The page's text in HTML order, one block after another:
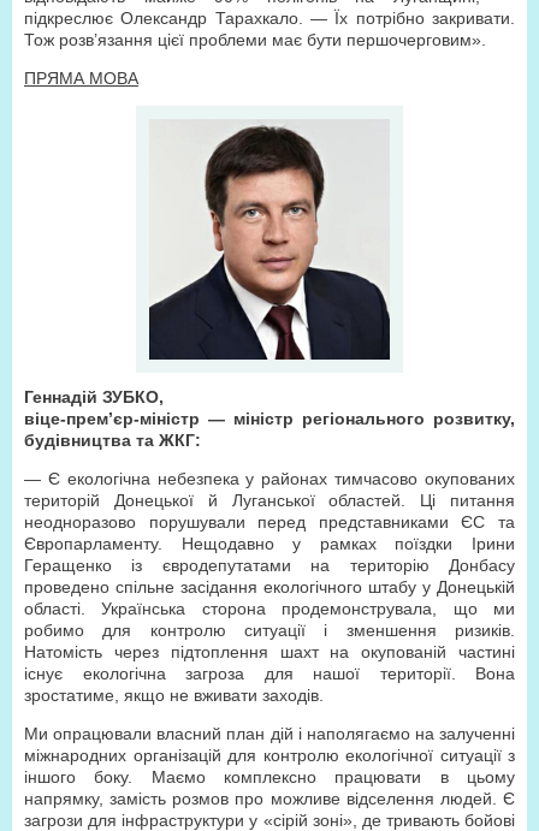
підкреслює Олександр Тарахкало. — Їх потрібно закривати.
Тож розв’язання цієї проблеми має бути першочерговим».
ПРЯМА МОВА
Геннадій ЗУБКО,
віце-прем’єр-міністр — міністр регіонального розвитку,
будівництва та ЖКГ:
— Є екологічна небезпека у районах тимчасово окупованих
територій Донецької й Луганської областей. Ці питання
неодноразово порушували перед представниками ЄС та
Європарламенту. Нещодавно у рамках поїздки Ірини
Геращенко із євродепутатами на територію Донбасу
проведено спільне засідання екологічного штабу у Донецькій
області. Українська сторона продемонструвала, що ми
робимо для контролю ситуації і зменшення ризиків.
Натомість через підтоплення шахт на окупованій частині
існує екологічна загроза для нашої території. Вона
зростатиме, якщо не вживати заходів.
Ми опрацювали власний план дій і наполягаємо на залученні
міжнародних організацій для контролю екологічної ситуації з
іншого боку. Маємо комплексно працювати в цьому
напрямку, замість розмов про можливе відселення людей. Є
загрози для інфраструктури у «сірій зоні», де тривають бойові